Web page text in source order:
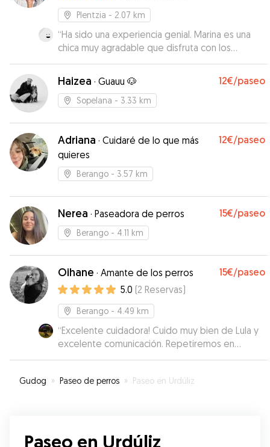
Plentzia - 2.07 km
“Ha sido una experiencia genial. Marina es una
chica muy agradable que disfruta con los
perritos. Todo ha sido muy sencillo y
satisfactorio.
Haizea · Guauu 🐶 12€/paseo
Sopelana - 3.33 km
Adriana · Cuidaré de lo que más
quieres
12€/paseo
Berango - 3.57 km
Nerea · Paseadora de perros 15€/paseo
Berango - 4.11 km
Oihane · Amante de los perros 15€/paseo
5.0 (2 Reservas)
Berango - 4.49 km
“Excelente cuidadora! Cuido muy bien de Lula y
excelente comunicación. Repetiremos en
cuanto podamos.”
Gudog » Paseo de perros » Paseo en Urdúliz
Paseo en Urdúliz